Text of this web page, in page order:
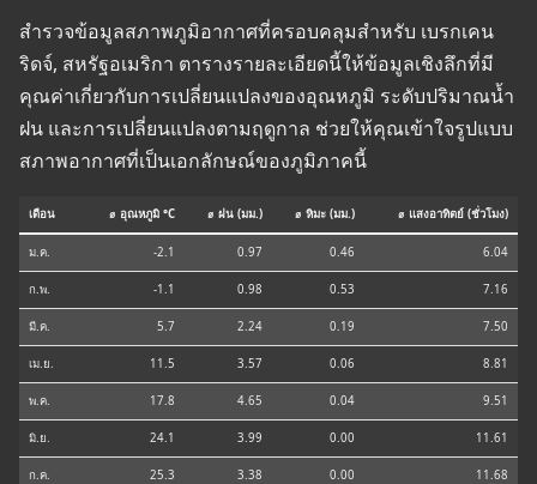
สำรวจข้อมูลสภาพภูมิอากาศที่ครอบคลุมสำหรับ เบรกเคน
ริดจ์, สหรัฐอเมริกา ตารางรายละเอียดนี้ให้ข้อมูลเชิงลึกที่มี
คุณค่าเกี่ยวกับการเปลี่ยนแปลงของอุณหภูมิ ระดับปริมาณน้ำ
ฝน และการเปลี่ยนแปลงตามฤดูกาล ช่วยให้คุณเข้าใจรูปแบบ
สภาพอากาศที่เป็นเอกลักษณ์ของภูมิภาคนี้
เดือน ⌀ อุณหภูมิ °C ⌀ ฝน (มม.) ⌀ หิมะ (มม.) ⌀ แสงอาทิตย์ (ชั่วโมง)
ม.ค. -2.1 0.97 0.46 6.04
ก.พ. -1.1 0.98 0.53 7.16
มี.ค. 5.7 2.24 0.19 7.50
เม.ย. 11.5 3.57 0.06 8.81
พ.ค. 17.8 4.65 0.04 9.51
มิ.ย. 24.1 3.99 0.00 11.61
ก.ค. 25.3 3.38 0.00 11.68